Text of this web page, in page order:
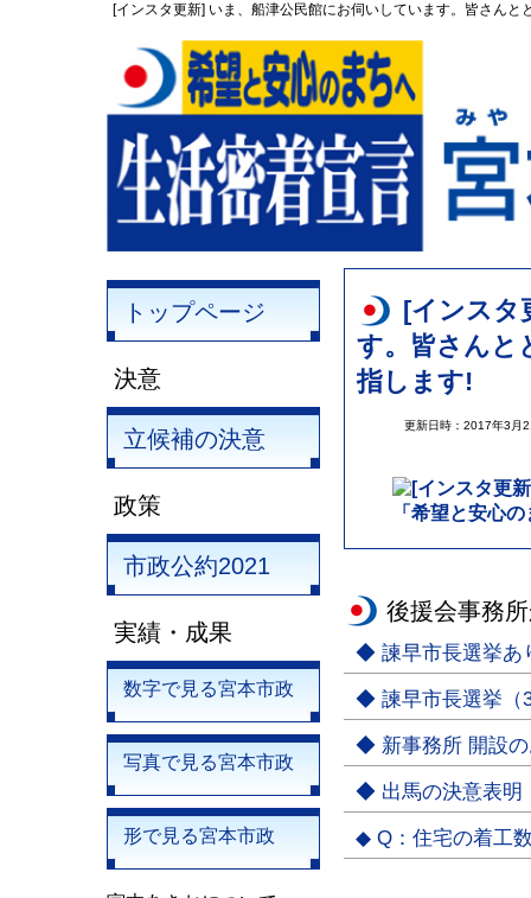
[インスタ更新] いま、船津公民館にお伺いしています。皆さん
トップページ
決意
立候補の決意
政策
市政公約2021
実績・成果
数字で見る宮本市政
写真で見る宮本市政
形で見る宮本市政
[インスタ
す。皆さんと
指します!
更新日時：2017年3月
後援会事務
◆ 諫早市長選挙あ
◆ 諫早市長選挙（
◆ 新事務所 開設
◆ 出馬の決意表明
◆ Q：住宅の着工